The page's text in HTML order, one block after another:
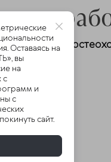
аппарата
Оставаясь на
вы
на
с
и
с
сайт.